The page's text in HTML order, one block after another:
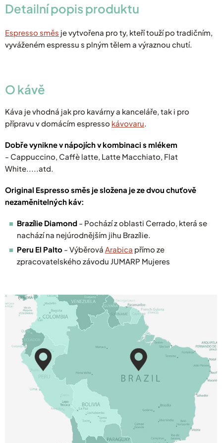
Detailní popis produktu
Espresso směs je vytvořena pro ty, kteří touží po tradičním,
vyváženém espressu s plným tělem a výraznou chutí.
O kávě
Káva je vhodná jak pro kavárny a kanceláře, tak i pro
přípravu v domácím espresso kávovaru.
Dobře vynikne v nápojích v kombinaci s mlékem
- Cappuccino, Caffè latte, Latte Macchiato, Flat
White.....atd.
Original Espresso směs je složena je ze dvou chuťově
nezaměnitelných káv:
Brazílie Diamond - Pochází z oblasti Cerrado, která se
nachází na nejúrodnějším jihu Brazílie.
Peru El Palto - Výběrová Arabica přímo ze
zpracovatelského závodu JUMARP Mujeres